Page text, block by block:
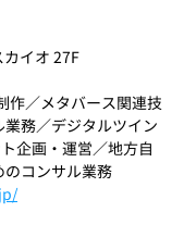
イオ 27F
作／メタバース関連技
務／デジタルツイン
企画・運営／地方自
コンサル業務